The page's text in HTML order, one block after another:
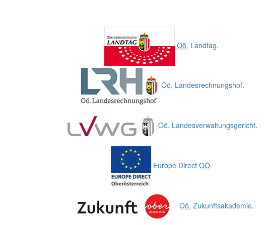
Oö. Landtag.
Oö. Landesrechnungshof.
Oö. Landesverwaltungsgericht.
Europe Direct OÖ.
Oö. Zukunftsakademie.